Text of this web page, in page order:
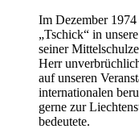
Im Dezember
„Tschick“ in
seiner
Herr
auf unseren
internationalen
gerne zur
bedeutete.